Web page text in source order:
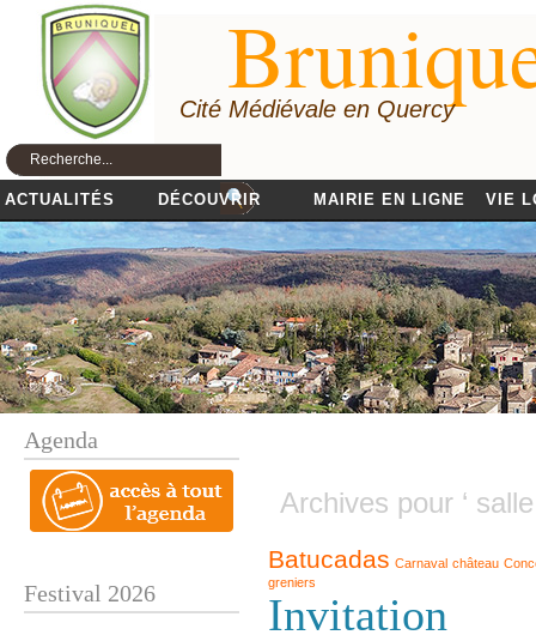
Cité Médiévale en Quercy
ACTUALITÉS DÉCOUVRIR MAIRIE EN LIGNE VIE
Agenda
Festival 2026
Archives pour ‘ salle
Batucadas Carnaval château
greniers
Invitation